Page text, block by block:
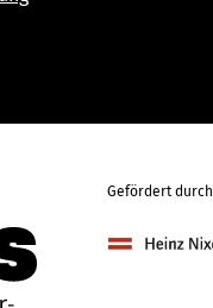
Gefördert durch